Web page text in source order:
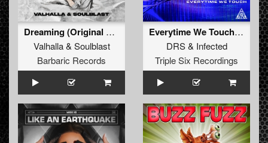
Dreaming (Original Mix)
Valhalla& Soulblast
Barbaric Records
Everytime We Touch (Original Mix)
DRS& Infected
Triple Six Recordings